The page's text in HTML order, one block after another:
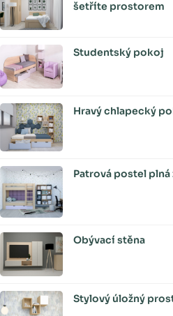
šetříte prostorem
Studentský pokoj
Hravý chlapecký
Patrová postel plná
Obývací stěna
Stylový úložný